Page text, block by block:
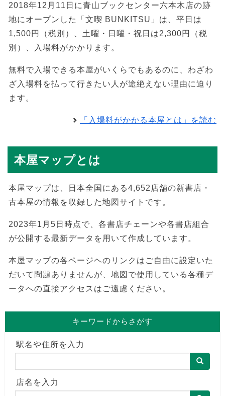
2018年12月11日に青山ブックセンター六本木店の跡
地にオープンした「文喫 BUNKITSU」は、平日は
1,500円（税別）、土曜・日曜・祝日は2,300円（税
別）、入場料がかかります。
無料で入場できる本屋がいくらでもあるのに、わざわ
ざ入場料を払って行きたい人が途絶えない理由に迫り
ます。
「入場料がかかる本屋とは」を読む
本屋マップとは
本屋マップは、日本全国にある4,652店舗の新書店・
古本屋の情報を収録した地図サイトです。
2023年1月5日時点で、各書店チェーンや各書店組合
が公開する最新データを用いて作成しています。
本屋マップの各ページヘのリンクはご自由に設定いた
だいて問題ありませんが、地図で使用している各種デ
ータへの直接アクセスはご遠慮ください。
キーワードからさがす
駅名や住所を入力
店名を入力